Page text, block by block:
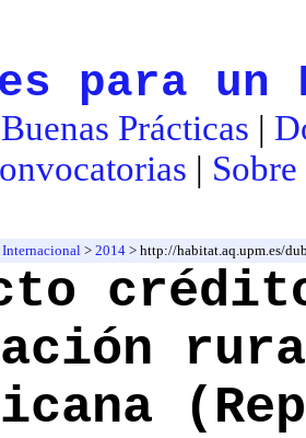
para un
Buenas Prácticas |
|
> 2014 > http://habitat.aq.upm.es/